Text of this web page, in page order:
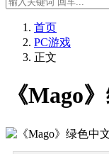
首页
PC游戏
正文
《Mago